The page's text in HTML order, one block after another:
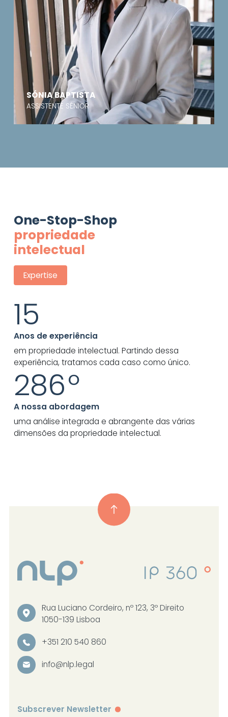
SÓNIA BAPTISTA
ASSISTENTE SÉNIOR
One-Stop-Shop
propriedade
intelectual
Expertise
15
Anos de experiência
em propriedade intelectual. Partindo dessa
experiência, tratamos cada caso como único.
360º
A nossa abordagem
uma análise integrada e abrangente das várias
dimensões da propriedade intelectual.
Rua Luciano Cordeiro, nº 123, 3º Direito
1050-139 Lisboa
+351 210 540 860
info@nlp.legal
Subscrever Newsletter